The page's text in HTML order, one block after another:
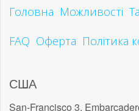
Головна Можливості
FAQ Оферта Політика
США
San-Francisco 3,